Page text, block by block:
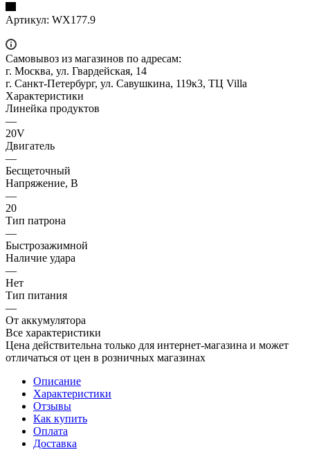
Артикул: WX177.9
Самовывоз из магазинов по адресам:
г. Москва, ул. Гвардейская, 14
г. Санкт-Петербург, ул. Савушкина, 119к3, ТЦ Villa
Характеристики
Линейка продуктов
—
20V
Двигатель
—
Бесщеточный
Напряжение, В
—
20
Тип патрона
—
Быстрозажимной
Наличие удара
—
Нет
Тип питания
—
От аккумулятора
Все характеристики
Цена действительна только для интернет-магазина и может
отличаться от цен в розничных магазинах
Описание
Характеристики
Отзывы
Как купить
Оплата
Доставка